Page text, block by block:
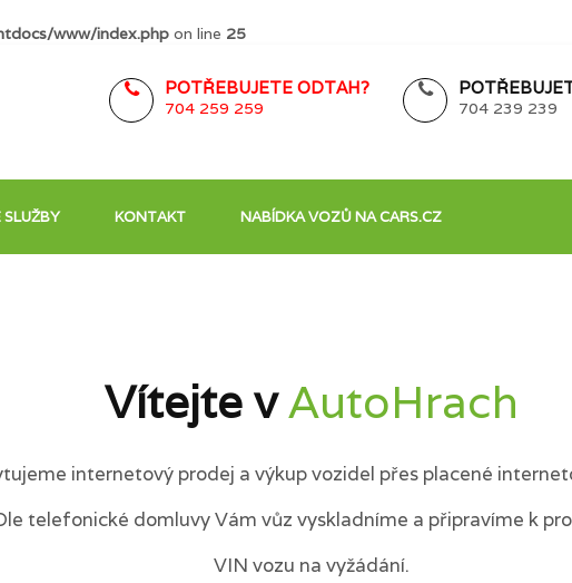
www/index.php on line 25
POTŘEBUJETE ODTAH?
704 259 259 704 239 239
SLUŽBY KONTAKT NABÍDKA VOZŮ NA CARS.CZ
Vítejte vAutoHrach
internetový prodej a výkup vozidel přes placené
telefonické domluvy Vám vůz vyskladníme a připravíme k
VIN vozu na vyžádání.